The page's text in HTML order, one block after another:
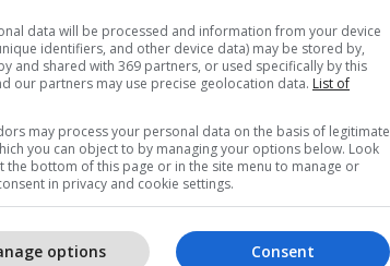
Në asnjë moment aeroplanët
në hapësirën ajrore të Mbretërisë së
disa javë pasi që Britania e Madhe e
Forin Ofis, pasi që dy aeroplanë luftarak
data will be processed and information from your device
identifiers, and other device data) may be stored by,
and shared with 369 partners, or used specifically by this
our partners may use precise geolocation data. List of
may process your personal data on the basis of legitimate
you can object to by managing your options below. Look
the bottom of this page or in the site menu to manage or
in privacy and cookie settings.
Consent
options